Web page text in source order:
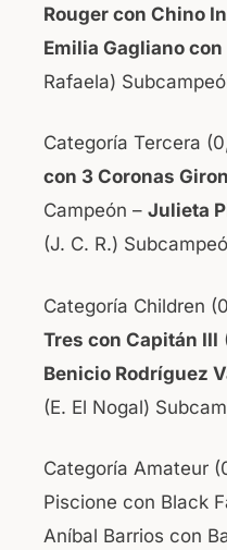
Rouger con Chino
Emilia Gagliano con
Rafaela)
Categoría Tercera
con 3 Coronas
Campeón – Julieta
(J. C. R.)
Categoría Children
Tres con Capitán III
Benicio Rodríguez
(E. El Nogal)
Categoría Amateur
Piscione con Black
Aníbal Barrios con